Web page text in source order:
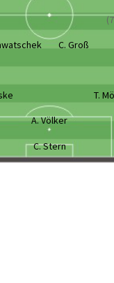
C. Groß
T.
A. Völker
C. Stern